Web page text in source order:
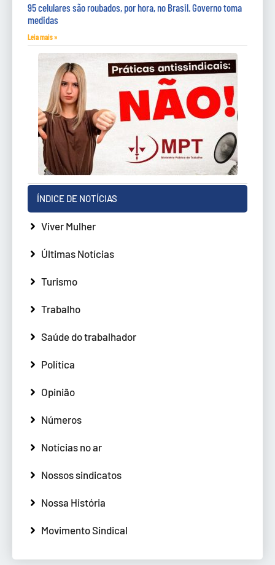
95 celulares são roubados, por hora, no Brasil. Governo toma
medidas
Leia mais »
ÍNDICE DE NOTÍCIAS
Viver Mulher
Últimas Notícias
Turismo
Trabalho
Saúde do trabalhador
Política
Opinião
Números
Notícias no ar
Nossos sindicatos
Nossa História
Movimento Sindical